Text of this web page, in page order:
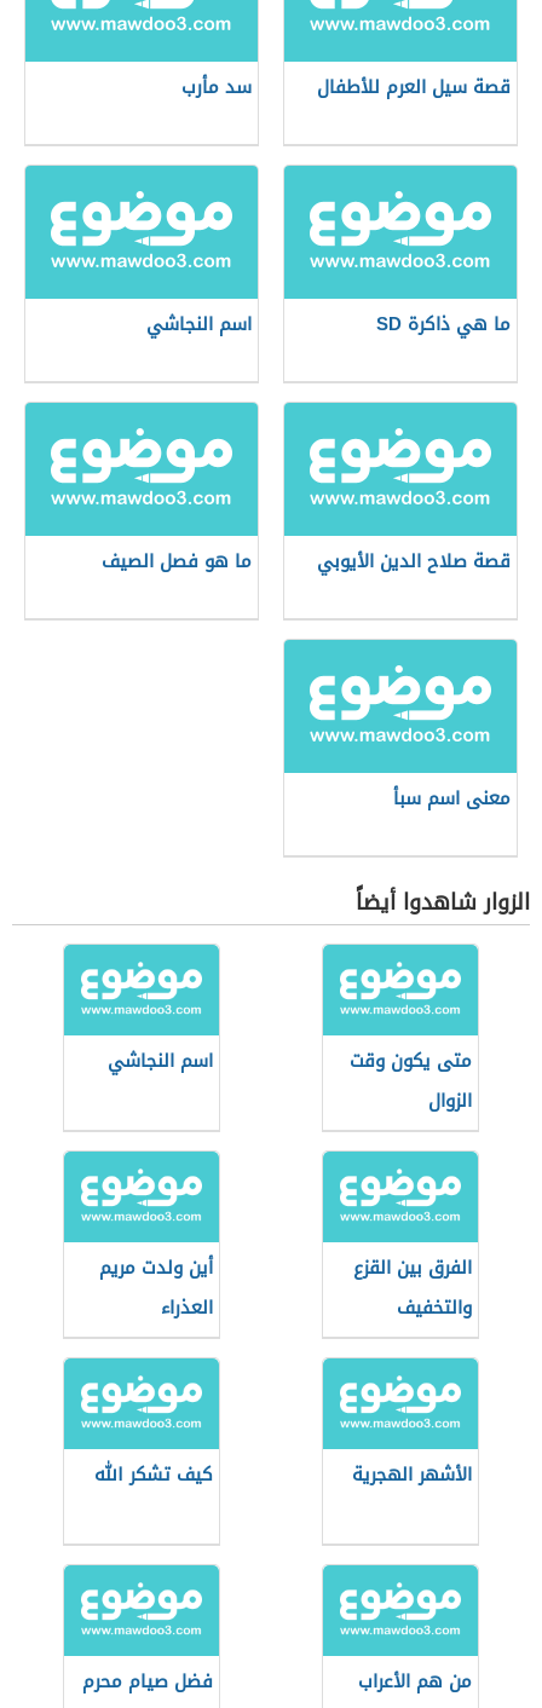
قصة سيل العرم للأطفال سد مأرب
ما هي ذاكرة SD اسم النجاشي
قصة صلاح الدين الأيوبي ما هو فصل الصيف
معنى اسم سبأ
الزوار شاهدوا أيضاً
متى يكون وقت
الزوال
اسم النجاشي
الفرق بين القزع
والتخفيف
أين ولدت مريم
العذراء
الأشهر الهجرية كيف تشكر الله
من هم الأعراب فضل صيام محرم